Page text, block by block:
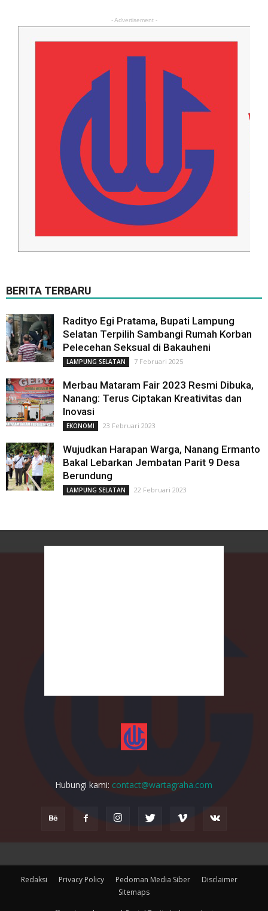
- Advertisement -
BERITA TERBARU
Radityo Egi Pratama, Bupati Lampung
Selatan Terpilih Sambangi Rumah Korban
Pelecehan Seksual di Bakauheni
LAMPUNG SELATAN 7 Februari 2025
Merbau Mataram Fair 2023 Resmi Dibuka,
Nanang: Terus Ciptakan Kreativitas dan
Inovasi
EKONOMI 23 Februari 2023
Wujudkan Harapan Warga, Nanang Ermanto
Bakal Lebarkan Jembatan Parit 9 Desa
Berundung
LAMPUNG SELATAN 22 Februari 2023
Hubungi kami: contact@wartagraha.com
Redaksi Privacy Policy Pedoman Media Siber
Disclaimer
Sitemaps